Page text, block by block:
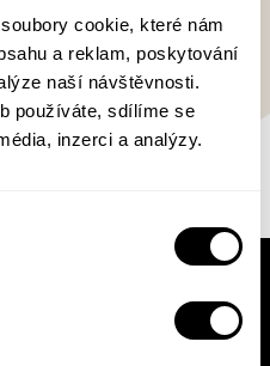
cookie, které nám
a reklam, poskytování
naší návštěvnosti.
používáte, sdílíme se
inzerci a analýzy.
nebudou číst noviny!
S naším